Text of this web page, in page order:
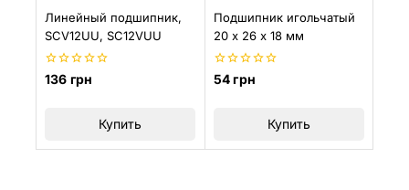
Линейный подшипник,
SCV12UU, SC12VUU
0
136 грн
Купить
Подшипник игольчатый
20 х 26 х 18 мм
0
54грн
Купить